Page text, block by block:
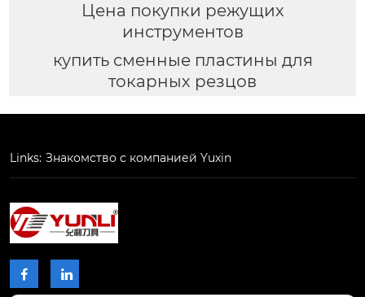
Цена покупки режущих
инструментов
купить сменные пластины для
токарных резцов
Links: Знакомство с компанией Yuxin
 